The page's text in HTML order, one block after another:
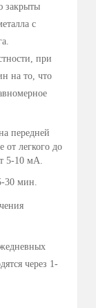
давление.
от легкого до
5-10 мА.
15-30 мин.
ежедневных
через 1-
впадин
водой.
в прокладки.